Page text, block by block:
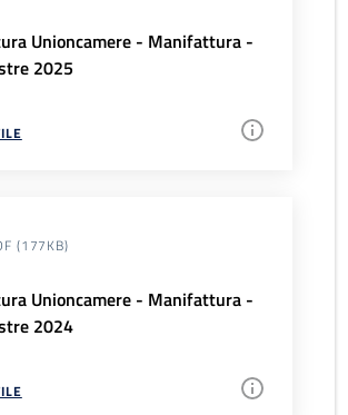
Unioncamere - Manifattura -
2025
(177KB)
Unioncamere - Manifattura -
2024